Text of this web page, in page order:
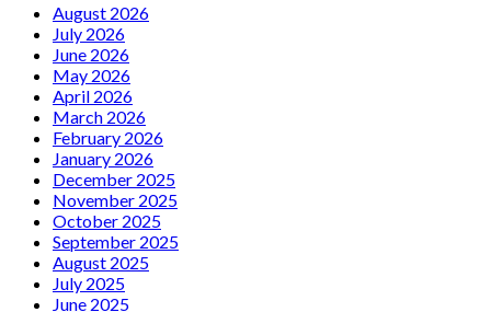
August 2026
July 2026
June 2026
May 2026
April 2026
March 2026
February 2026
January 2026
December 2025
November 2025
October 2025
September 2025
August 2025
July 2025
June 2025